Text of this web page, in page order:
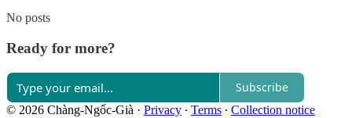
No posts
Ready for more?
Subscribe
© 2026 Chàng-Ngốc-Già · Privacy ∙ Terms ∙ Collection notice